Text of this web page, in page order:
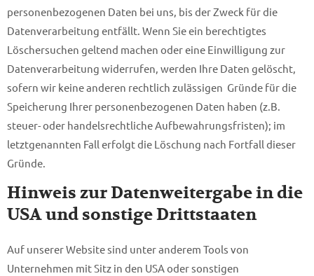
personenbezogenen Daten bei uns, bis der Zweck für die
Datenverarbeitung entfällt. Wenn Sie ein berechtigtes
Löschersuchen geltend machen oder eine Einwilligung zur
Datenverarbeitung widerrufen, werden Ihre Daten gelöscht,
sofern wir keine anderen rechtlich zulässigen Gründe für die
Speicherung Ihrer personenbezogenen Daten haben (z.B.
steuer- oder handelsrechtliche Aufbewahrungsfristen); im
letztgenannten Fall erfolgt die Löschung nach Fortfall dieser
Gründe.
Hinweis zur Datenweitergabe in die
USA und sonstige Drittstaaten
Auf unserer Website sind unter anderem Tools von
Unternehmen mit Sitz in den USA oder sonstigen